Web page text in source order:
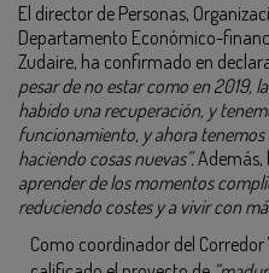
El director de Personas,
Departamento Económico-
Zudaire, ha confirmado en
pesar de no estar como en 2019,
habido una recuperación, y
funcionamiento, y ahora
haciendo cosas nuevas”.Además,
aprender de los momentos
reduciendo costes y a vivir con
Como coordinador del